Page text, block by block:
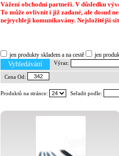
Vážení obchodní partneři. V důsledku
To může ovlivnit i již zadané, ale dosud
nejrychleji komunikovány. Nejsložitější
jen produkty skladem a na cestě jen
Vyhledávání Výraz:
Cena Od:
Produktů na stránce: Seřadit podle: